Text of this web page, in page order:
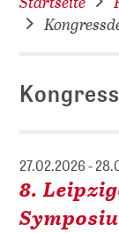
27.02.2026 -
8.